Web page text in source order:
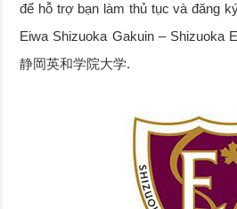
để hỗ trợ bạn làm thủ tục và đăng
Eiwa Shizuoka Gakuin – Shizuoka
静岡英和学院大学.